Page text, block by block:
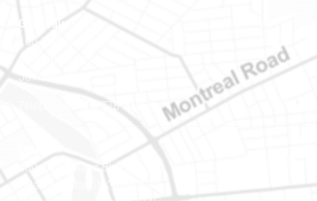
Gatineau
100-200, rue Montcalm
Gatineau (Québec)
J8Y 3B5
Téléphone : 819-778-2428
400-1420, place Blair Towers
Ottawa (Ontario) K1J 9L8